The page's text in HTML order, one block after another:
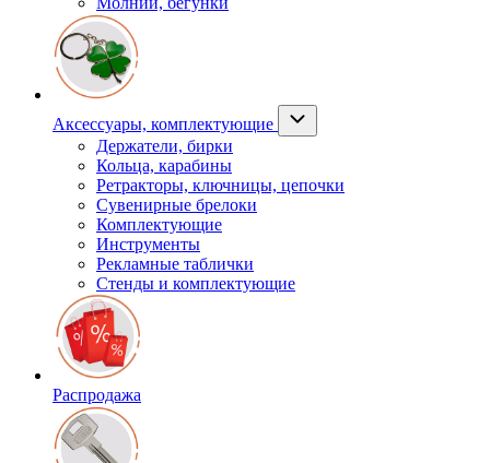
Аксессуары, комплектующие
Держатели, бирки
Кольца, карабины
Ретракторы, ключницы, цепочки
Сувенирные брелоки
Комплектующие
Инструменты
Рекламные таблички
Стенды и комплектующие
Распродажа